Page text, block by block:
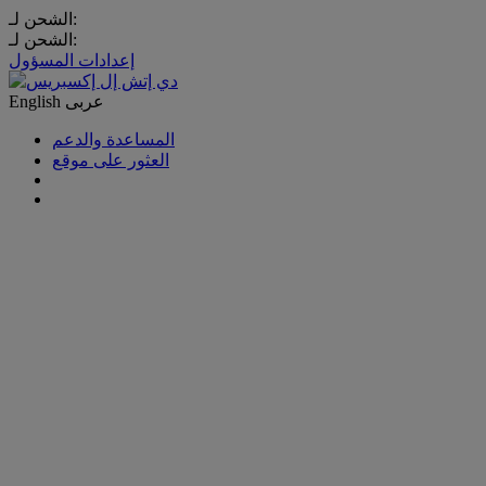
الشحن لـ:
الشحن لـ:
إعدادات المسؤول
English عربى
المساعدة والدعم
العثور على موقع